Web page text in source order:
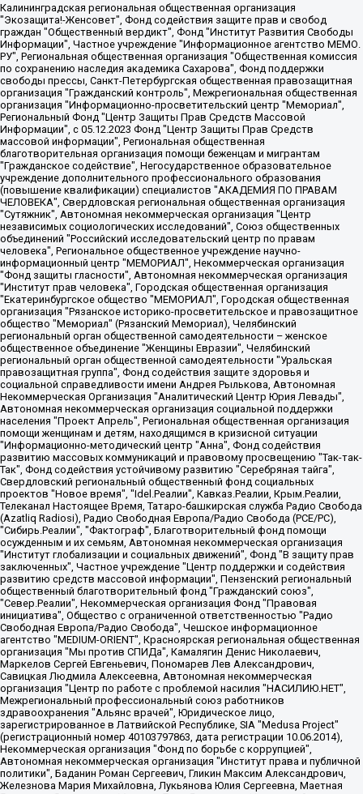
Калининградская региональная общественная организация "Экозащита!-Женсовет", Фонд содействия защите прав и свобод граждан "Общественный вердикт", Фонд "Институт Развития Свободы Информации", Частное учреждение "Информационное агентство МЕМО. РУ", Региональная общественная организация "Общественная комиссия по сохранению наследия академика Сахарова", Фонд поддержки свободы прессы, Санкт-Петербургская общественная правозащитная организация "Гражданский контроль", Межрегиональная общественная организация "Информационно-просветительский центр "Мемориал", Региональный Фонд "Центр Защиты Прав Средств Массовой Информации", с 05.12.2023 Фонд "Центр Защиты Прав Средств массовой информации", Региональная общественная благотворительная организация помощи беженцам и мигрантам "Гражданское содействие", Негосударственное образовательное учреждение дополнительного профессионального образования (повышение квалификации) специалистов "АКАДЕМИЯ ПО ПРАВАМ ЧЕЛОВЕКА", Свердловская региональная общественная организация "Сутяжник", Автономная некоммерческая организация "Центр независимых социологических исследований", Союз общественных объединений "Российский исследовательский центр по правам человека", Региональное общественное учреждение научно-информационный центр "МЕМОРИАЛ", Некоммерческая организация "Фонд защиты гласности", Автономная некоммерческая организация "Институт прав человека", Городская общественная организация "Екатеринбургское общество "МЕМОРИАЛ", Городская общественная организация "Рязанское историко-просветительское и правозащитное общество "Мемориал" (Рязанский Мемориал), Челябинский региональный орган общественной самодеятельности – женское общественное объединение "Женщины Евразии", Челябинский региональный орган общественной самодеятельности "Уральская правозащитная группа", Фонд содействия защите здоровья и социальной справедливости имени Андрея Рылькова, Автономная Некоммерческая Организация "Аналитический Центр Юрия Левады", Автономная некоммерческая организация социальной поддержки населения "Проект Апрель", Региональная общественная организация помощи женщинам и детям, находящимся в кризисной ситуации "Информационно-методический центр "Анна", Фонд содействия развитию массовых коммуникаций и правовому просвещению "Так-так-Так", Фонд содействия устойчивому развитию "Серебряная тайга", Свердловский региональный общественный фонд социальных проектов "Новое время", "Idel.Реалии", Кавказ.Реалии, Крым.Реалии, Телеканал Настоящее Время, Татаро-башкирская служба Радио Свобода (Azatliq Radiosi), Радио Свободная Европа/Радио Свобода (PCE/PC), "Сибирь.Реалии", "Фактограф", Благотворительный фонд помощи осужденным и их семьям, Автономная некоммерческая организация "Институт глобализации и социальных движений", Фонд "В защиту прав заключенных", Частное учреждение "Центр поддержки и содействия развитию средств массовой информации", Пензенский региональный общественный благотворительный фонд "Гражданский союз", "Север.Реалии", Некоммерческая организация Фонд "Правовая инициатива", Общество с ограниченной ответственностью "Радио Свободная Европа/Радио Свобода", Чешское информационное агентство "MEDIUM-ORIENT", Красноярская региональная общественная организация "Мы против СПИДа", Камалягин Денис Николаевич, Маркелов Сергей Евгеньевич, Пономарев Лев Александрович, Савицкая Людмила Алексеевна, Автономная некоммерческая организация "Центр по работе с проблемой насилия "НАСИЛИЮ.НЕТ", Межрегиональный профессиональный союз работников здравоохранения "Альянс врачей", Юридическое лицо, зарегистрированное в Латвийской Республике, SIA "Medusa Project" (регистрационный номер 40103797863, дата регистрации 10.06.2014), Некоммерческая организация "Фонд по борьбе с коррупцией", Автономная некоммерческая организация "Институт права и публичной политики", Баданин Роман Сергеевич, Гликин Максим Александрович, Железнова Мария Михайловна, Лукьянова Юлия Сергеевна, Маетная Елизавета Витальевна, Маняхин Петр Борисович, Чуракова Ольга Владимировна, Ярош Юлия Петровна, Юридическое лицо "The Insider SIA", зарегистрированное в Риге, Латвийская Республика (дата регистрации 26.06.2015), являющееся администратором доменного имени интернет-издания "The Insider SIA", https://theins.ru, Постернак Алексей Евгеньевич, Рубин Михаил Аркадьевич, Анин Роман Александрович, Юридическое лицо Istories fonds, зарегистрированное в Латвийской Республике (регистрационный номер 50008295751, дата регистрации 24.02.2020), Великовский Дмитрий Александрович, Долинина Ирина Николаевна, Мароховская Алеся Алексеевна, Шлейнов Роман Юрьевич, Шмагун Олеся Валентиновна, Общество с ограниченной ответственностью "Альтаир 2021", Общество с ограниченной ответственностью "Вега 2021", Общество с ограниченной ответственностью "Главный редактор 2021", Общество с ограниченной ответственностью "Ромашки монолит", Важенков Артем Валерьевич, Ивановская областная общественная организация "Центр гендерных исследований", Гурман Юрий Альбертович, Медиапроект "ОВД-Инфо", Егоров Владимир Владимирович, Жилинский Владимир Александрович, Общество с ограниченной ответственностью "ЗП", Иванова София Юрьевна, Карезина Инна Павловна, Кильтау Екатерина Викторовна, Петров Алексей Викторович, Пискунов Сергей Евгеньевич, Смирнов Сергей Сергеевич, Тихонов Михаил Сергеевич, Общество с ограниченной ответственностью "ЖУРНАЛИСТ-ИНОСТРАННЫЙ АГЕНТ", Арапова Галина Юрьевна, Вольтская Татьяна Анатольевна, Американская компания "Mason G.E.S. Anonymous Foundation" (США), являющаяся владельцем интернет-издания https://mnews.world/, Компания "Stichting Bellingcat", зарегистрированная в Нидерландах (дата регистрации 11.07.2018), Захаров Андрей Вячеславович, Клепиковская Екатерина Дмитриевна, Общество с ограниченной ответственностью "МЕМО", Перл Роман Александрович, Симонов Евгений Алексеевич, Соловьева Елена Анатольевна, Сотников Даниил Владимирович, Сурначева Елизавета Дмитриевна, Автономная некоммерческая организация по защите прав человека и информированию населения "Якутия – Наше Мнение", Общество с ограниченной ответственностью "Москоу диджитал медиа", с 26.01.2023 Общество с ограниченной ответственностью "Чайка Белые сады", Ветошкина Валерия Валерьевна, Заговора Максим Александрович, Межрегиональное общественное движение "Российская ЛГБТ - сеть", Оленичев Максим Владимирович, Павлов Иван Юрьевич, Скворцова Елена Сергеевна, Общество с ограниченной ответственностью "Как бы инагент", Кочетков Игорь Викторович, Общество с ограниченной ответственностью "Честные выборы", Еланчик Олег Александрович, Общество с ограниченной ответственностью "Нобелевский призыв", Гималова Регина Эмилевна, Григорьев Андрей Валерьевич, Григорьева Алина Александровна, Ассоциация по содействию защите прав призывников, альтернативнослужащих и военнослужащих "Правозащитная группа "Гражданин.Армия.Право", Хисамова Регина Фаритовна, Автономная некоммерческая организация по реализации социально-правовых программ "Лилит", Дальневосточное общественное движение "Маяк", Санкт-Петербургская ЛГБТ-инициативная группа "Выход", Инициативная группа ЛГБТ+ "Реверс", Алексеев Андрей Викторович, Бекбулатова Таисия Львовна, Беляев Иван Михайлович, Владыкина Елена Сергеевна, Гельман Марат Александрович, Никульшина Вероника Юрьевна, Толоконникова Надежда Андреевна, Шендерович Виктор Анатольевич, Общество с ограниченной ответственностью "Данное сообщение", Общество с ограниченной ответственностью Издательский дом "Новая глава", Айнбиндер Александра Александровна, Московский комьюнити-центр для ЛГБТ+инициатив, Благотворительный фонд развития филантропии, Deutsche Welle (Германия, Kurt-Schumacher-Strasse 3, 53113 Bonn), Борзунова Мария Михайловна, Воробьев Виктор Викторович, Голубева Анна Львовна, Константинова Алла Михайловна, Малкова Ирина Владимировна, Мурадов Мурад Абдулгалимович, Осетинская Елизавета Николаевна, Понасенков Евгений Николаевич, Ганапольский Матвей Юрьевич, Киселев Евгений Алексеевич, Борухович Ирина Григорьевна, Дремин Иван Тимофеевич, Дубровский Дмитрий Викторович, Красноярская региональная общественная организация поддержки и развития альтернативных образовательных технологий и межкультурных коммуникаций "ИНТЕРРА", Маяковская Екатерина Алексеевна, Фейгин Марк Захарович, Филимонов Андрей Викторович, Дзугкоева Регина Николаевна, Доброхотов Роман Александрович, Дудь Юрий Александрович, Елкин Сергей Владимирович, Кругликов Кирилл Игоревич, Сабунаева Мария Леонидовна, Семенов Алексей Владимирович, Шаинян Карен Багратович, Шульман Екатерина Михайловна, Асафьев Артур Валерьевич, Вахштайн Виктор Семенович, Венедиктов Алексей Алексеевич, Лушникова Екатерина Евгеньевна, Волков Леонид Михайлович, Невзоров Александр Глебович, Пархоменко Сергей Борисович, Сироткин Ярослав Николаевич, Кара-Мурза Владимир Владимирович, Баранова Наталья Владимировна, Гозман Леонид Яковлевич, Кагарлицкий Борис Юльевич, Климарев Михаил Валерьевич, Милов Владимир Станиславович, Автономная некоммерческая организация Краснодарский центр современного искусства "Типография", Моргенштерн Алишер Тагирович, Соболь Любовь Эдуардовна, Общество с ограниченной ответственностью "ЛИЗА НОРМ", Каспаров Гарри Кимович, Ходорковский Михаил Борисович, Общество с ограниченной ответственностью "Апрельские тезисы", Данилович Ирина Брониславовна, Кашин Олег Владимирович, Петров Николай Владимирович, Пивоваров Алексей Владимирович, Соколов Михаил Владимирович, Цветкова Юлия Владимировна, Чичваркин Евгений Александрович, Комитет против пыток/Команда против пыток, Общество с ограниченной ответственностью "Первый научный", Общество с ограниченной ответственностью "Вертолет и ко", Белоцерковская Вероника Борисовна, Кац Максим Евгеньевич, Лазарева Татьяна Юрьевна, Шаведдинов Руслан Табризович, Яшин Илья Валерьевич, Общество с ограниченной ответственностью "Иноагент ААВ", Алешковский Дмитрий Петрович, Альбац Евгения Марковна, Быков Дмитрий Львович, Галямина Юлия Евгеньевна, Лойко Сергей Леонидович, Мартынов Кирилл Константинович, Медведев Сергей Александрович, Крашенинников Федор Геннадиевич, Гордеева Катерина Вл